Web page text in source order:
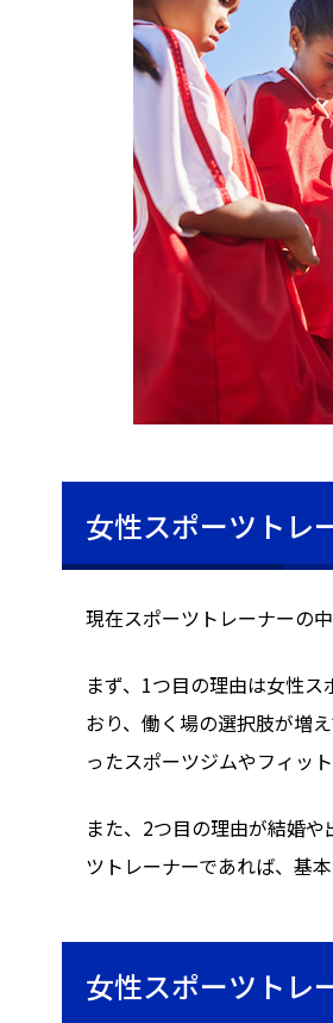
女性スポーツトレ
現在スポーツトレーナーの
まず、1つ目の理由は女性
おり、働く場の選択肢が増
ったスポーツジムやフィッ
また、2つ目の理由が結婚
ツトレーナーであれば、基
女性スポーツトレ